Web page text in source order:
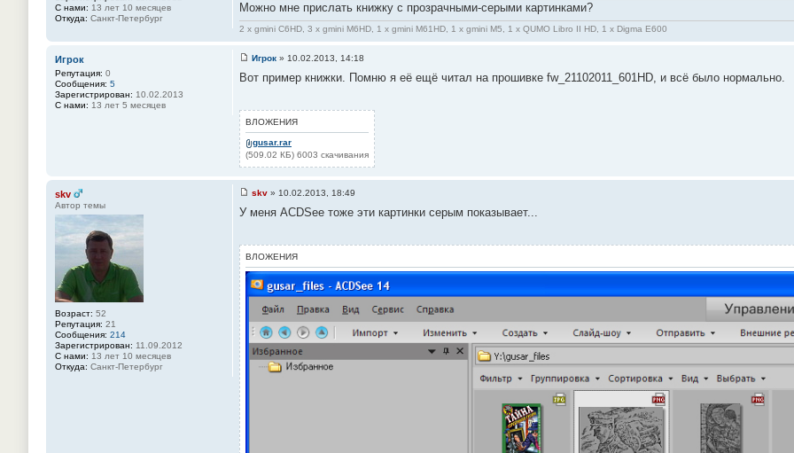
С нами: 13 лет 10 месяцев
Откуда: Санкт-Петербург
Можно мне прислать книжку с прозрачными-серыми картинками?
2 x gmini C6HD, 3 x gmini M6HD, 1 x gmini M61HD, 1 x gmini M5, 1 x QUMO Libro II HD, 1 x Digma E600
Игрок
Репутация: 0
Сообщения: 5
Зарегистрирован: 10.02.2013
С нами: 13 лет 5 месяцев
о
щ
е
н
и
е
Игрок » 10.02.2013, 14:18
Вот пример книжки. Помню я её ещё читал на прошивке fw_21102011_601HD, и всё было нормально.
ВЛОЖЕНИЯ
gusar.rar
(509.02 КБ) 6003 скачивания
skv
Автор темы
Возраст: 52
Репутация: 21
Сообщения: 214
Зарегистрирован: 11.09.2012
С нами: 13 лет 10 месяцев
Откуда: Санкт-Петербург
о
щ
е
н
и
е
#
skv » 10.02.2013, 18:49
У меня ACDSee тоже эти картинки серым показывает...
ВЛОЖЕНИЯ